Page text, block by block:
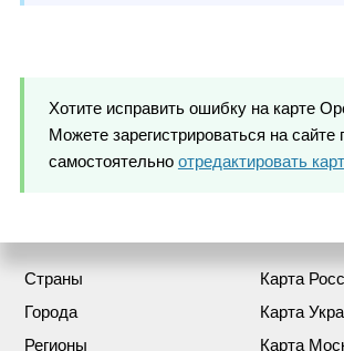
Хотите исправить ошибку на карте
Можете зарегистрироваться на сайте
самостоятельно отредактировать
Страны
Города
Регионы
Карта
Карта
Карта